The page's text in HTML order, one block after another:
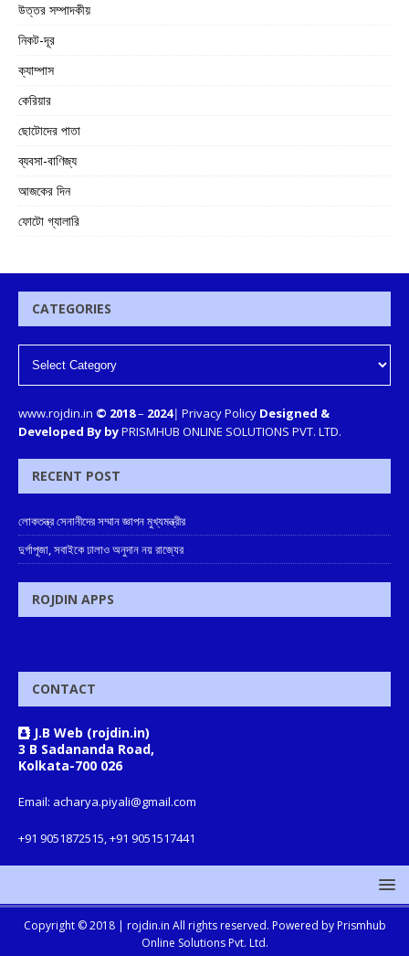
উত্তর সম্পাদকীয়
নিকট-দূর
ক্যাম্পাস
কেরিয়ার
ছোটোদের পাতা
ব্যবসা-বাণিজ্য
আজকের দিন
ফোটো গ্যালারি
CATEGORIES
www.rojdin.in © 2018– 2024| Privacy Policy Designed &
Developed By byPRISMHUB ONLINE SOLUTIONS PVT. LTD.
RECENT POST
লোকতন্ত্র সেনানীদের সম্মান জ্ঞাপন মুখ্যমন্ত্রীর
দুর্গাপূজা, সবাইকে ঢালাও অনুদান নয় রাজ্যের
ROJDIN APPS
CONTACT
J.B Web (rojdin.in)
3 B Sadananda Road,
Kolkata-700 026
Email: acharya.piyali@gmail.com
+91 9051872515, +91 9051517441
Copyright © 2018 | rojdin.in All rights reserved. Powered by Prismhub
Online Solutions Pvt. Ltd.